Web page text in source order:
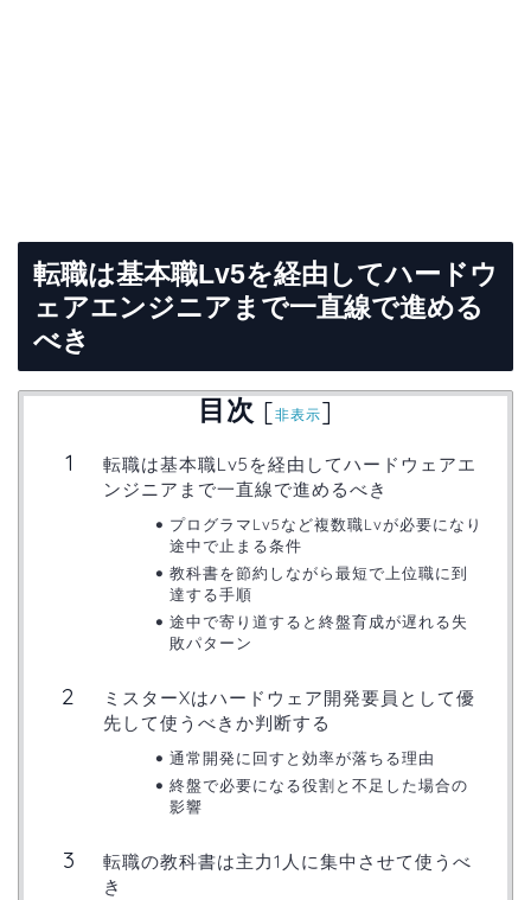
転職は基本職Lv5を経由してハードウ
ェアエンジニアまで一直線で進める
べき
目次 [非表示]
転職は基本職Lv5を経由してハードウェアエ
ンジニアまで一直線で進めるべき
プログラマLv5など複数職Lvが必要になり
途中で止まる条件
教科書を節約しながら最短で上位職に到
達する手順
途中で寄り道すると終盤育成が遅れる失
敗パターン
ミスターXはハードウェア開発要員として優
先して使うべきか判断する
通常開発に回すと効率が落ちる理由
終盤で必要になる役割と不足した場合の
影響
転職の教科書は主力1人に集中させて使うべ
き